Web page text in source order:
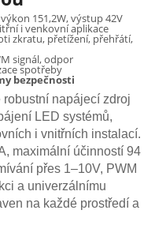
151,2W, výstup 42V
i venkovní aplikace
zkratu, přetížení, přehřátí,
signál, odpor
spotřeby
bezpečnosti
napájecí zdroj
LED systémů,
i vnitřních instalací.
maximální účinností 94
přes 1–10V, PWM
a univerzálnímu
na každé prostředí a